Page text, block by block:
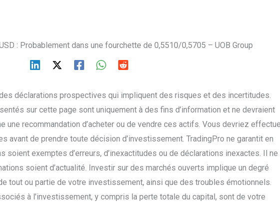
: Probablement dans une fourchette de 0,5510/0,5705 – UOB Group
déclarations prospectives qui impliquent des risques et des incertitudes.
sur cette page sont uniquement à des fins d’information et ne devraient
une recommandation d’acheter ou de vendre ces actifs. Vous devriez
avant de prendre toute décision d’investissement. TradingPro ne garantit en
soient exemptes d’erreurs, d’inexactitudes ou de déclarations inexactes. Il ne
soient d’actualité. Investir sur des marchés ouverts implique un degré
tout ou partie de votre investissement, ainsi que des troubles émotionnels.
à l’investissement, y compris la perte totale du capital, sont de votre